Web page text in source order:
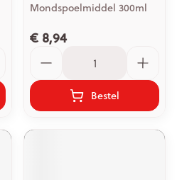
Mondspoelmiddel 300ml
€ 8,94
Bestel